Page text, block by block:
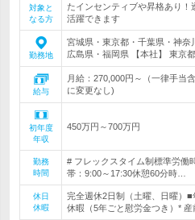
対象と
なる方
たインセンティブや昇格あり
活躍できます
勤務地
宮城県・東京都・千葉県・神奈
広島県・福岡県 【本社】 東京
給与
月給：270,000円～（一律手当
に変更なし)
初年度
年収
450万円～700万円
勤務
時間
# フレックスタイム制標準労働
帯：9:00～17:30休憩60分時…
休日
休暇
完全週休2日制（土曜、日曜）
休暇（5年ごと慰労金つき）* 産